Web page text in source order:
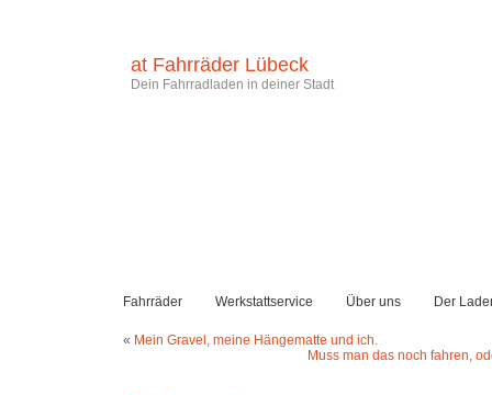
at Fahrräder Lübeck
Dein Fahrradladen in deiner Stadt
Fahrräder Werkstattservice Über uns Der
« Mein Gravel, meine Hängematte und ich.
Muss man das noch fahren,